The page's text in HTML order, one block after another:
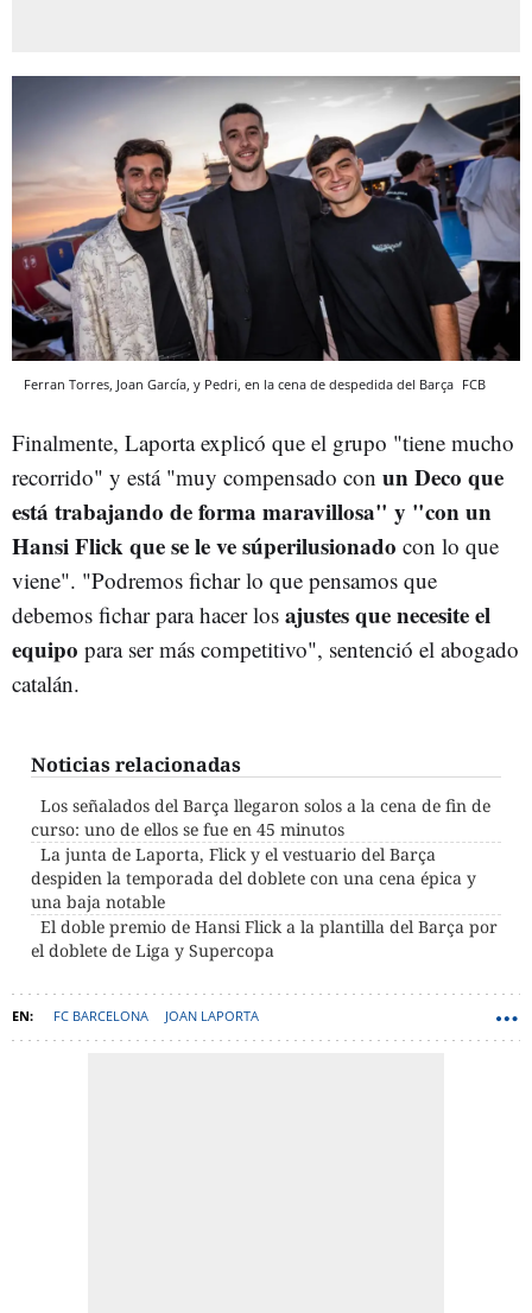
Ferran Torres, Joan García, y Pedri, en la cena de despedida del Barça FCB
Finalmente, Laporta explicó que el grupo "tiene mucho
recorrido" y está "muy compensado con un Deco que
está trabajando de forma maravillosa" y "con un
Hansi Flick que se le ve súperilusionado con lo que
viene". "Podremos fichar lo que pensamos que
debemos fichar para hacer los ajustes que necesite el
equipo para ser más competitivo", sentenció el abogado
catalán.
Noticias relacionadas
Los señalados del Barça llegaron solos a la cena de fin de
curso: uno de ellos se fue en 45 minutos
La junta de Laporta, Flick y el vestuario del Barça
despiden la temporada del doblete con una cena épica y
una baja notable
El doble premio de Hansi Flick a la plantilla del Barça por
el doblete de Liga y Supercopa
FC BARCELONA JOAN LAPORTA